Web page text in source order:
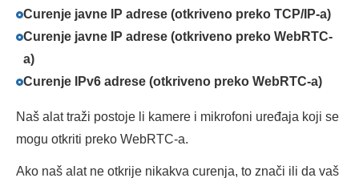
Curenje javne IP adrese (otkriveno preko TCP/IP-a)
Curenje javne IP adrese (otkriveno preko WebRTC-
a)
Curenje IPv6 adrese (otkriveno preko WebRTC-a)
Naš alat traži postoje li kamere i mikrofoni uređaja koji se
mogu otkriti preko WebRTC-a.
Ako naš alat ne otkrije nikakva curenja, to znači ili da vaš